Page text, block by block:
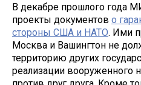
В декабре прошлого года
проекты документов о
стороны США и НАТО. Ими
Москва и Вашингтон не
территорию других
реализации вооруженного